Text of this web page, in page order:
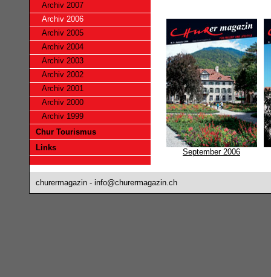
Archiv 2007
Archiv 2006
Archiv 2005
Archiv 2004
Archiv 2003
Archiv 2002
Archiv 2001
Archiv 2000
Archiv 1999
Chur Tourismus
Links
September 2006
churermagazin - info@churermagazin.ch